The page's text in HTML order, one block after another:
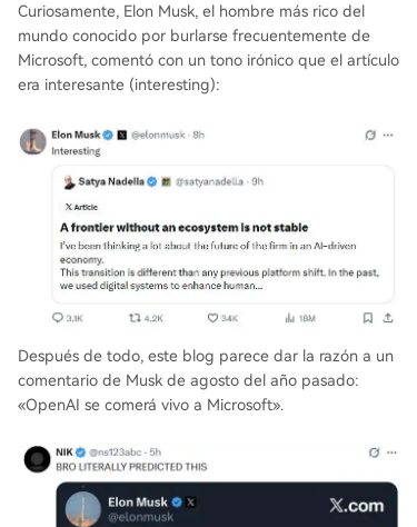
Curiosamente, Elon Musk, el hombre más rico del
mundo conocido por burlarse frecuentemente de
Microsoft, comentó con un tono irónico que el artículo
era interesante (interesting):
Después de todo, este blog parece dar la razón a un
comentario de Musk de agosto del año pasado:
«OpenAI se comerá vivo a Microsoft».